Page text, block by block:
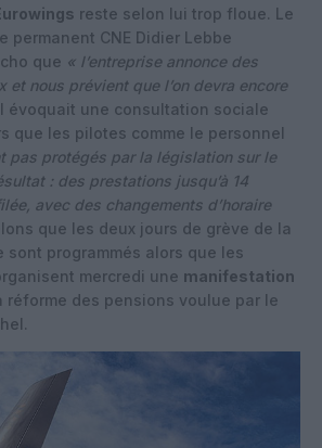
reste selon lui trop floue. Le
permanent CNE Didier Lebbe
que « l’entreprise annonce des
et nous prévient que l’on devra encore
évoquait une consultation sociale
que les pilotes comme le personnel
pas protégés par la législation sur le
: des prestations jusqu’à 14
avec des changements d’horaire
que les deux jours de grève de la
sont programmés alors que les
mercredi une manifestation
réforme des pensions voulue par le